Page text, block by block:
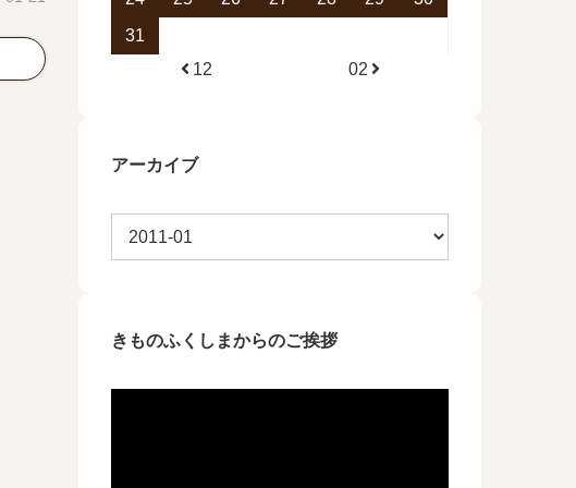
31
12
02
アーカイブ
きものふくしまからのご挨拶